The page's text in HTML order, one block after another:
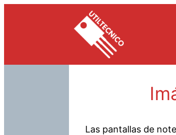
Las pantallas de